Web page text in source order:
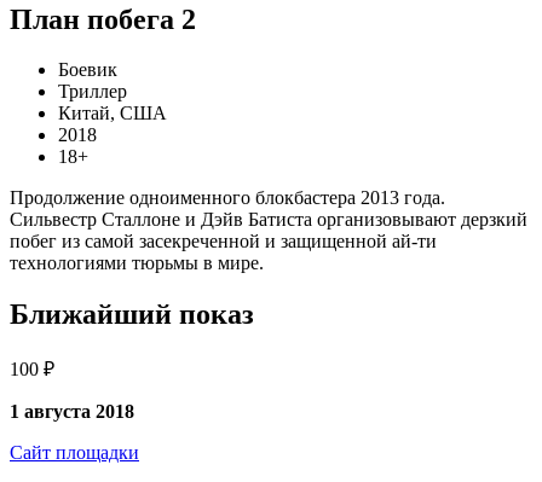
План побега 2
Боевик
Триллер
Китай, США
2018
18+
Продолжение одноименного блокбастера 2013 года.
Сильвестр Сталлоне и Дэйв Батиста организовывают дерзкий
побег из самой засекреченной и защищенной ай-ти
технологиями тюрьмы в мире.
Ближайший показ
100 ₽
1 августа 2018
Сайт площадки